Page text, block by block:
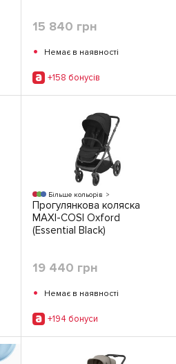
15 840 грн
• Немає в наявності
+158 бонусiв
Більше кольорів
Прогулянкова коляска
MAXI-COSI Oxford
(Essential Black)
19 440 грн
• Немає в наявності
+194 бонуси